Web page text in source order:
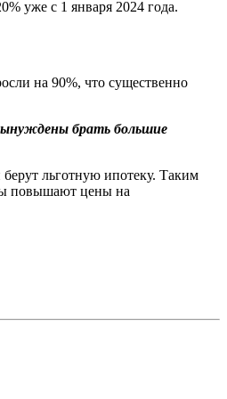
уже с 1 января 2024 года.
на 90%, что существенно
брать большие
льготную ипотеку. Таким
повышают цены на